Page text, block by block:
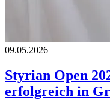
09.05.2026
Styrian Open
erfolgreich in